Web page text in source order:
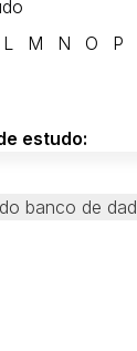
L M N O P
banco de